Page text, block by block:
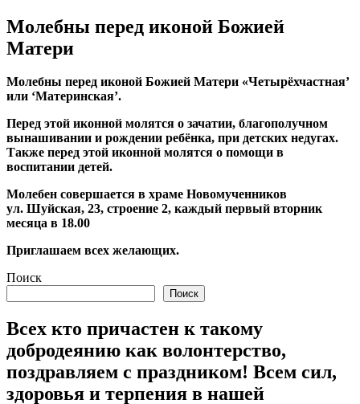
Молебны перед иконой Божией
Матери
Молебны перед иконой Божией Матери «Четырёхчастная’
или ‘Материнская’.
Перед этой иконной молятся о зачатии, благополучном
вынашивании и рождении ребёнка, при детских недугах.
Также перед этой иконной молятся о помощи в
воспитании детей.
Молебен совершается в храме Новомученников
ул. Шуйская, 23, строение 2, каждый первый вторник
месяца в 18.00
Приглашаем всех желающих.
Поиск
Поиск
Всех кто причастен к такому
добродеянию как волонтерство,
поздравляем с праздником! Всем сил,
здоровья и терпения в нашей